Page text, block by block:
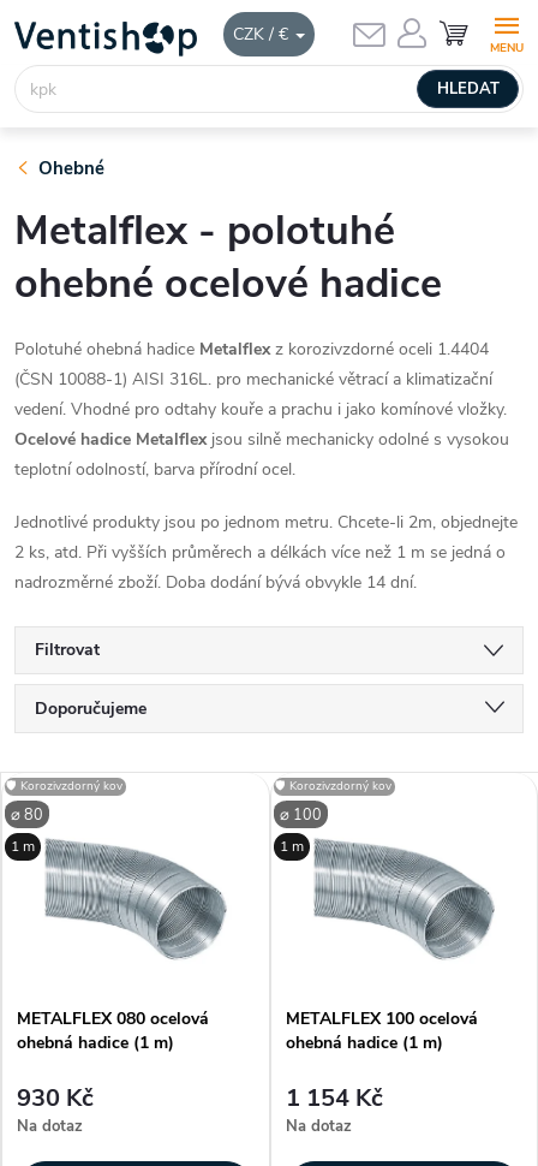
CZK / €
obsah
HLEDAT
NÁKUPNÍ
KOŠÍK
Ohebné
Metalflex - polotuhé
ohebné ocelové hadice
Polotuhé ohebná hadice Metalflexz korozivzdorné oceli 1.4404
(ČSN 10088-1) AISI 316L. pro mechanické větrací a klimatizační
vedení. Vhodné pro odtahy kouře a prachu i jako komínové vložky.
Ocelové hadice Metalflexjsou silně mechanicky odolné s vysokou
teplotní odolností, barva přírodní ocel.
Jednotlivé produkty jsou po jednom metru. Chcete-li 2m, objednejte
2 ks, atd. Při vyšších průměrech a délkách více než 1 m se jedná o
nadrozměrné zboží. Doba dodání bývá obvykle 14 dní.
Filtrovat
Ř
a
z
í
p
r
Doporučujeme
Nejdražší
Nejprodávanější
Abecedně
V
ý
s
p
⌀ 80
🛡️ Korozivzdorný kov
1 m
METALFLEX 080 ocelová
ohebná hadice (1 m)
930 Kč
Na dotaz
⌀ 100
🛡️ Korozivzdorný kov
1 m
METALFLEX 100 ocelová
ohebná hadice (1 m)
1 154 Kč
Na dotaz